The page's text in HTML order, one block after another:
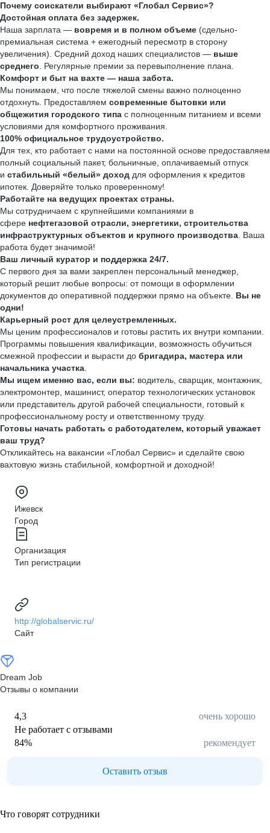
Почему соискатели выбирают «Глобал Сервис»?
Достойная оплата без задержек.
Наша зарплата — вовремя и в полном объеме (сдельно-
премиальная система + ежегодный пересмотр в сторону
увеличения). Средний доход наших специалистов — выше
среднего . Регулярные премии за перевыполнение плана.
Комфорт и быт на вахте — наша забота.
Мы понимаем, что после тяжелой смены важно полноценно
отдохнуть. Предоставляем современные бытовки или
общежития городского типа с полноценным питанием и всеми
условиями для комфортного проживания.
100% официальное трудоустройство.
Для тех, кто работает с нами на постоянной основе предоставляем
полный социальный пакет, больничные, оплачиваемый отпуск
и стабильный «белый» доход для оформления к кредитов
ипотек. Доверяйте только проверенному!
Работайте на ведущих проектах страны.
Мы сотрудничаем с крупнейшими компаниями в
сфере нефтегазовой отрасли, энергетики, строительства
инфраструктурных объектов и крупного производства . Ваша
работа будет значимой!
Ваш личный куратор и поддержка 24/7.
С первого дня за вами закреплен персональный менеджер,
который решит любые вопросы: от помощи в оформлении
документов до оперативной поддержки прямо на объекте. Вы не
одни!
Карьерный рост для целеустремленных.
Мы ценим профессионалов и готовы растить их внутри компании.
Программы повышения квалификации, возможность обучиться
смежной профессии и вырасти до бригадира, мастера или
начальника участка
Мы ищем именно вас, если вы: водитель, сварщик, монтажник,
электромонтер, машинист, оператор технологических установок
или представитель другой рабочей специальности, готовый к
профессиональному росту и ответственному труду.
Готовы начать работать с работодателем, который уважает
ваш труд?
Откликайтесь на вакансии «Глобал Сервис» и сделайте свою
вахтовую жизнь стабильной, комфортной и доходной!
Ижевск
Город
Организация
Тип регистрации
http://globalservic.ru/
Сайт
Dream Job
Отзывы о компании
4,3
очень хорошо
Не работает с отзывами
84% рекомендует
Оставить отзыв
Что говорят сотрудники